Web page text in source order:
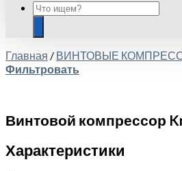
Главная / ВИНТОВЫЕ
Фильтровать
Винтовой компрессор
Характеристики